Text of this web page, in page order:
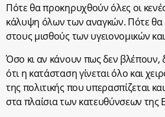
Πότε θα προκηρυχθούν όλες οι
κάλυψη όλων των αναγκών. Πότε θα
στους μισθούς των υγειονομικών
Όσο κι αν κάνουν πως δεν βλέπουν,
ότι η κατάσταση γίνεται όλο και
της πολιτικής που υπερασπίζεται
στα πλαίσια των κατευθύνσεων της